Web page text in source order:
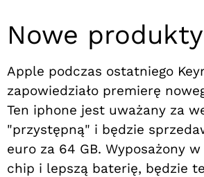
Nowe
Apple podczas ostatniego
zapowiedziało premierę
Ten iphone jest uważany za
"przystępną" i będzie
euro za 64 GB. Wyposażony
chip i lepszą baterię, będzie